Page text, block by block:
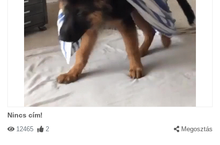
Nincs cím!
12465 2 Megosztás